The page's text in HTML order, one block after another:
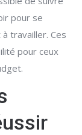
pour se
travailler. Ces
pour ceux